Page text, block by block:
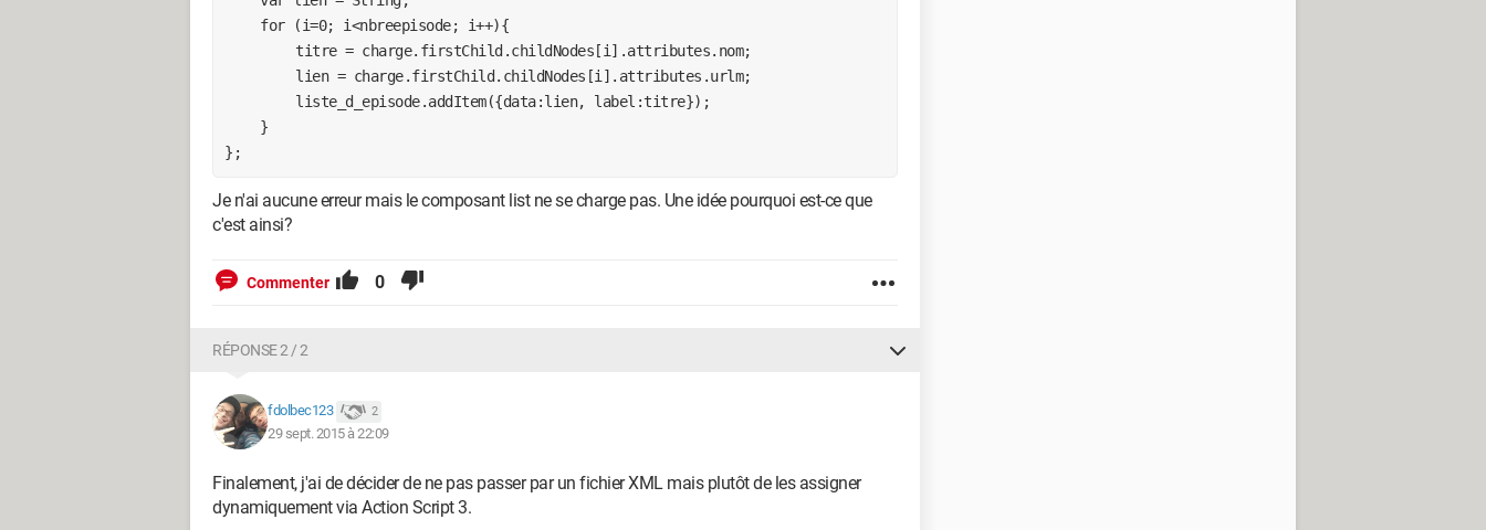
Je n'ai aucune erreur mais le composant list ne se charge pas. Une idée pourquoi est-ce que
c'est ainsi?
Commenter 0
RÉPONSE 2 / 2
fdolbec123 2
29 sept. 2015 à 22:09
Finalement, j'ai de décider de ne pas passer par un fichier XML mais plutôt de les assigner
dynamiquement via Action Script 3.